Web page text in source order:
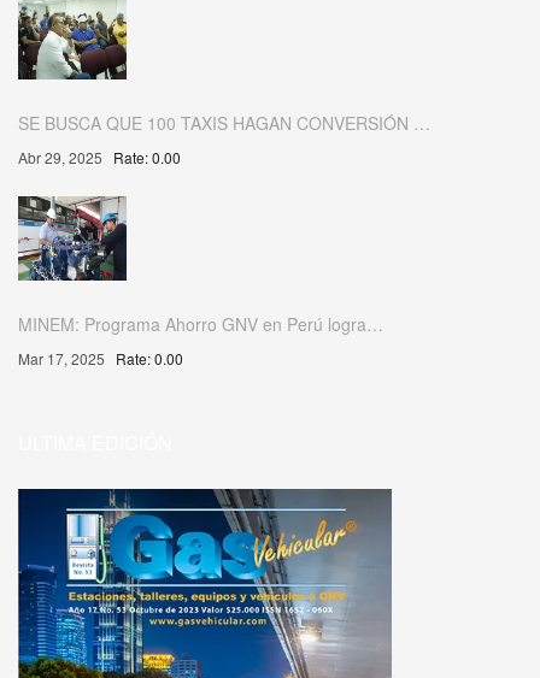
SE BUSCA QUE 100 TAXIS HAGAN CONVERSIÓN …
Abr 29, 2025 Rate: 0.00
MINEM: Programa Ahorro GNV en Perú logra…
Mar 17, 2025 Rate: 0.00